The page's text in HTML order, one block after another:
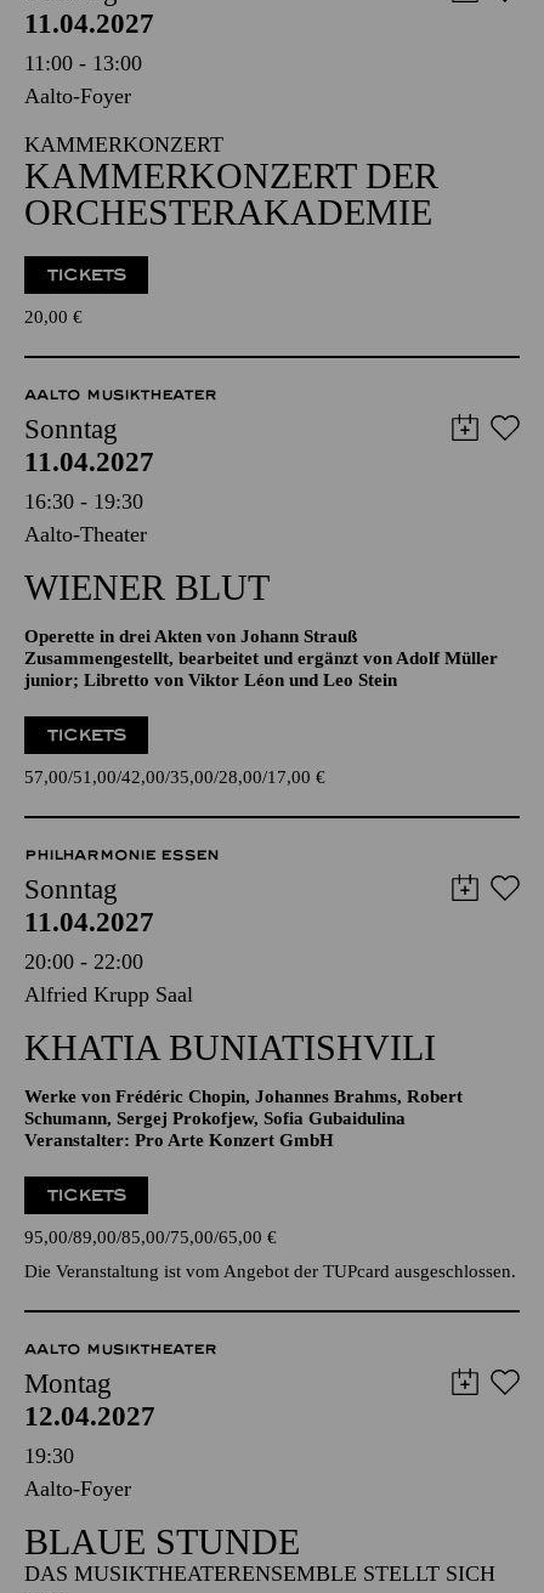
ESSENER PHILHARMONIKER
Sonntag
11.04.2027
11:00 - 13:00
Aalto-Foyer
KAMMERKONZERT
KAMMERKONZERT DER
ORCHESTERAKADEMIE
20,00€
AALTO MUSIKTHEATER
Sonntag
11.04.2027
16:30 - 19:30
WIENER BLUT
Zusammengestellt, bearbeitet und ergänzt von Adolf Müller
junior; Libretto von Viktor Léon und Leo Stein
57,00 51,00 42,00 35,00
PHILHARMONIE ESSEN
Sonntag
11.04.2027
20:00 - 22:00
KHATIA BUNIATISHVILI
Schumann, Sergej Prokofjew, Sofia Gubaidulina
Veranstalter: Pro Arte Konzert GmbH
TICKETS
95,00 89,00 85,00 75,00 65,00€
Die Veranstaltung ist vom Angebot der TUPcard ausgeschlossen.
AALTO MUSIKTHEATER
Montag
12.04.2027
19:30
Aalto-Foyer